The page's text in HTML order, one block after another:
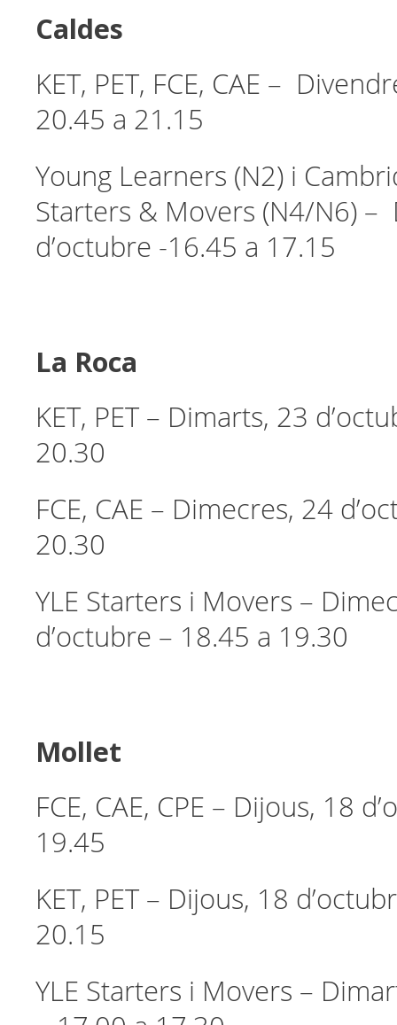
Caldes
KET, PET, FCE, CAE –
20.45 a 21.15
Young Learners (N2) i
Starters & Movers (N4/N6) –
d’octubre -16.45 a 17.15
La Roca
KET, PET – Dimarts, 23
20.30
FCE, CAE – Dimecres, 24
20.30
YLE Starters i Movers –
d’octubre – 18.45 a 19.30
Mollet
FCE, CAE, CPE – Dijous, 18
19.45
KET, PET – Dijous, 18
20.15
YLE Starters i Movers –